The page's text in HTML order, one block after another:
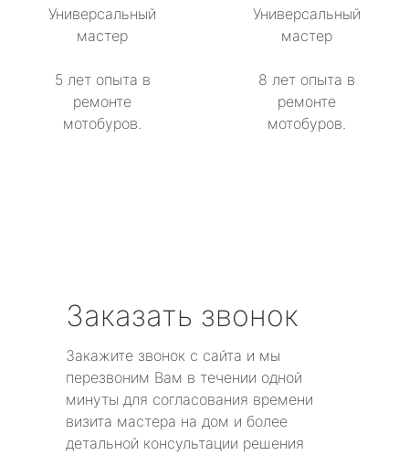
Универсальный
мастер
5 лет опыта в
ремонте
мотобуров.
Универсальный
мастер
8 лет опыта в
ремонте
мотобуров.
Заказать звонок
Закажите звонок с сайта и мы
перезвоним Вам в течении одной
минуты для согласования времени
визита мастера на дом и более
детальной консультации решения